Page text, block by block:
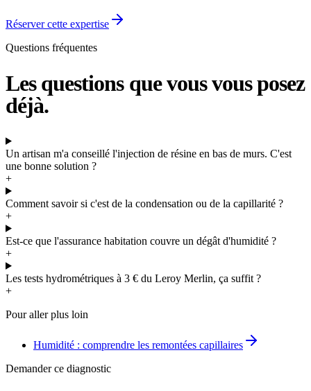
Réserver cette expertise
Questions fréquentes
Les questions quevous vous posez
déjà.
Un artisan m'a conseillé l'injection de résine en bas de murs. C'est
une bonne solution ?
+
Comment savoir si c'est de la condensation ou de la capillarité ?
+
Est-ce que l'assurance habitation couvre un dégât d'humidité ?
+
Les tests hydrométriques à 3 € du Leroy Merlin, ça suffit ?
+
Pour aller plus loin
Humidité : comprendre les remontées capillaires
Demander ce diagnostic